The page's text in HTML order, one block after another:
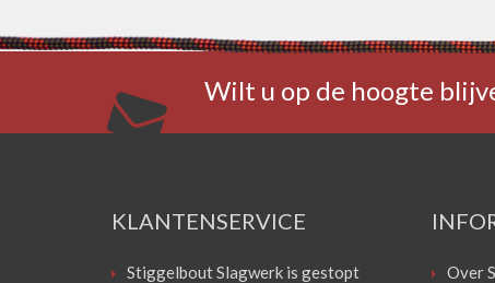
Wilt u op de hoogte
KLANTENSERVICE
Stiggelbout Slagwerk is gestopt Over